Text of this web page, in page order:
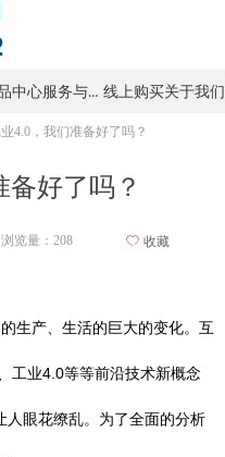
中心 服务与支持 线上购买关于我们
备好了吗？
4.0，我们准备好了吗？
生产、生活的巨大的变化。互
工业4.0等等前沿技术新概念
人眼花缭乱。为了全面的分析
浏览量： 208 ꄀ 收藏